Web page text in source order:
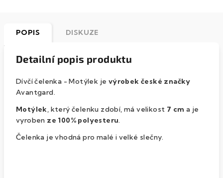
POPIS DISKUZE
Detailní popis produktu
Dívčí čelenka - Motýlek je výrobek české značky
Avantgard.
Motýlek, který čelenku zdobí, má velikost 7 cm a je
vyroben ze 100% polyesteru.
Čelenka je vhodná pro malé i velké slečny.